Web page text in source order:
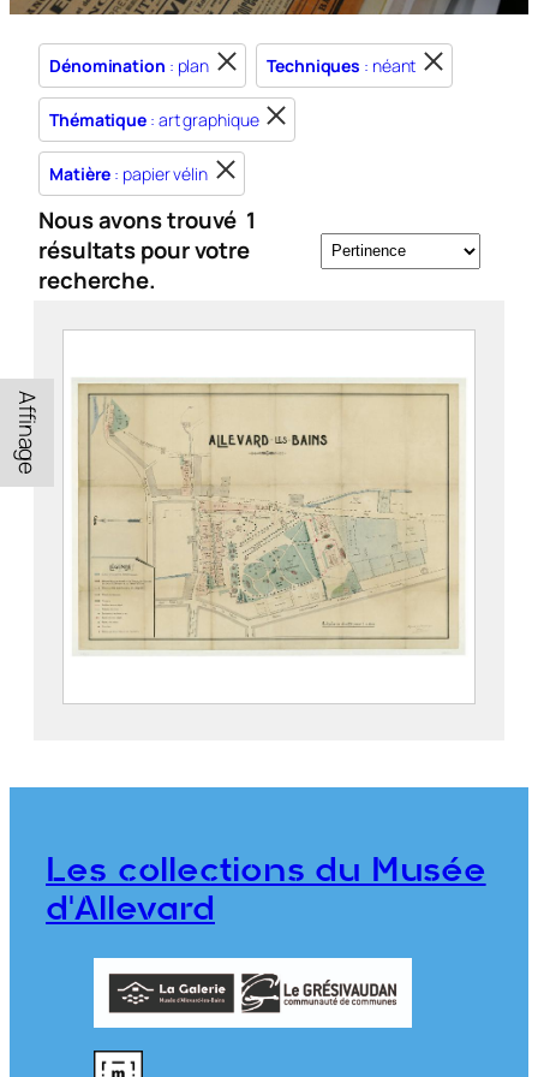
Dénomination : plan Techniques : néant
Thématique : art graphique
Matière : papier vélin
Nous avons trouvé 1
résultats pour votre
recherche.
Affinage
Parc thermal d’Allevard
Les collections du Musée
d'Allevard